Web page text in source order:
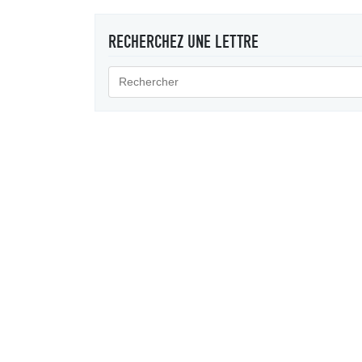
RECHERCHEZ UNE LETTRE